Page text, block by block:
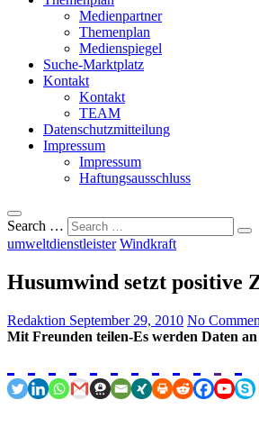
Medienpartner
Themenplan
Medienspiegel
Suche-Marktplatz
Kontakt
Kontakt
TEAM
Datenschutzmitteilung
Impressum
Impressum
Haftungsausschluss
Search …
umweltdienstleister Windkraft
Husumwind setzt positive
Redaktion September 29, 2010 No
Mit Freunden teilen-Es werden Daten